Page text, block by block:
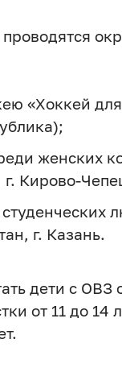
«Хоккей для
женских
г. Казань.
дети с ОВЗ
от 11 до 14